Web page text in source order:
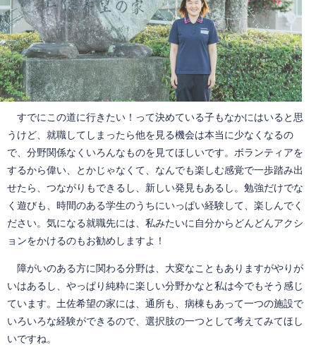
すでにこの道に行きたい！って決めている子もなかにはいると思
うけど、就職してしまったら他を見る機会は本当に少なくなるの
で、分野関係なくいろんなものを見てほしいです。ボランティアを
するから偉い、とかじゃなくて、なんでも楽しむ感覚で一歩踏み出
せたら、つながりもできるし、新しい発見もあるし。勉強だけでな
く遊びも、時間のある学生のうちにいっぱい経験して、楽しんでく
ださい。気になる就職先には、私みたいに自分からどんどんアクシ
ョンをかけるのもお勧めしますよ！
障がいのある方に関わる分野は、大変なこともありますがやりが
いはあるし、やっぱり純粋に楽しい分野かなと私は今でもそう感じ
ています。土佐希望の家には、通所も、病棟もあって一つの施設で
いろいろな経験ができるので、選択肢の一つとして考えてみてほし
いですね。